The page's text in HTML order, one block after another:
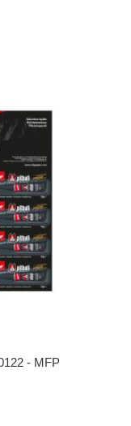
- MFP